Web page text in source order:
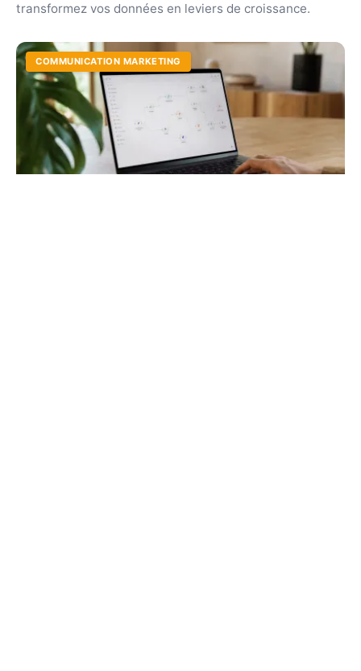
transformez vos données en leviers de croissance.
COMMUNICATION MARKETING